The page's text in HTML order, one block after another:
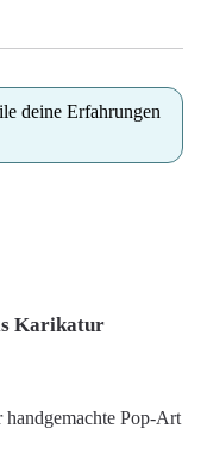
deine Erfahrungen
Karikatur